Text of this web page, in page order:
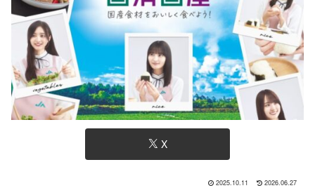
X
2025.10.11 2026.06.27